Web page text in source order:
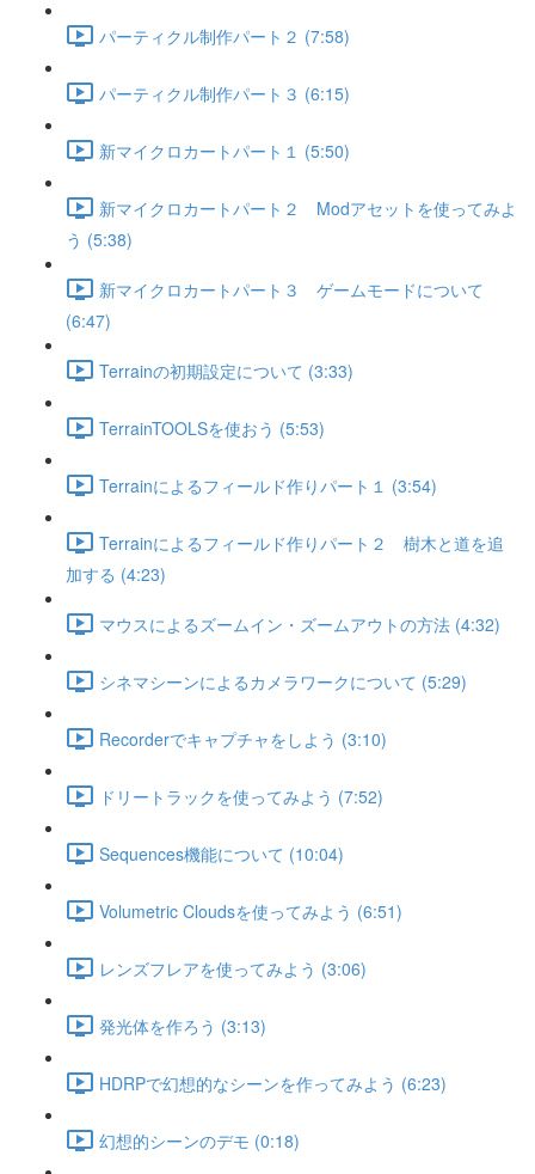
パーティクル制作パート２ (7:58)
パーティクル制作パート３ (6:15)
新マイクロカートパート１ (5:50)
新マイクロカートパート２ Modアセットを使ってみよ
う (5:38)
新マイクロカートパート３ ゲームモードについて
(6:47)
Terrainの初期設定について (3:33)
TerrainTOOLSを使おう (5:53)
Terrainによるフィールド作りパート１ (3:54)
Terrainによるフィールド作りパート２ 樹木と道を追
加する (4:23)
マウスによるズームイン・ズームアウトの方法 (4:32)
シネマシーンによるカメラワークについて (5:29)
Recorderでキャプチャをしよう (3:10)
ドリートラックを使ってみよう (7:52)
Sequences機能について (10:04)
Volumetric Cloudsを使ってみよう (6:51)
レンズフレアを使ってみよう (3:06)
発光体を作ろう (3:13)
HDRPで幻想的なシーンを作ってみよう (6:23)
幻想的シーンのデモ (0:18)